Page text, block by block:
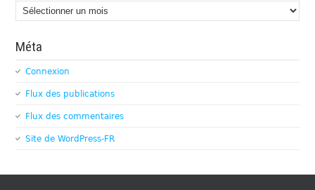
Archives
Méta
Connexion
Flux des publications
Flux des commentaires
Site de WordPress-FR